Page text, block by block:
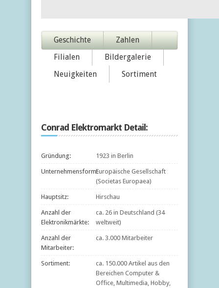
Geschichte
Zahlen
Filialen
Bildergalerie
Neuigkeiten
Sortiment
Conrad Elektromarkt Detail:
Gründung: 1923 in Berlin
Unternehmensform:Europäische Gesellschaft
(Societas Europaea)
Hauptsitz: Hirschau
Anzahl der
Elektronikmärkte:
ca. 26 in Deutschland (34
weltweit)
Anzahl der
Mitarbeiter:
ca. 3.000 Mitarbeiter
Sortiment:
ca. 150.000 Artikel aus den
Bereichen Computer &
Office, Multimedia, Hobby,